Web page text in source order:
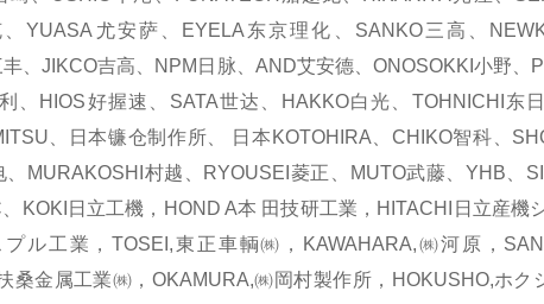
YUASA尤安萨、EYELA东京理化、SANKO三高、
、JIKCO吉高、NPM日脉、AND艾安德、ONOSOKKI小野、
、HIOS好握速、SATA世达、HAKKO白光、TOHNICHI东
、日本镰仓制作所、 日本KOTOHIRA、CHIKO智科、
MURAKOSHI村越、RYOUSEI菱正、MUTO武藤、YHB、
KOKI日立工機，HOND A本 田技研工業，HITACHI日立産機
ル工業，TOSEI,東正車輌㈱，KAWAHARA,㈱河原，
桑金属工業㈱，OKAMURA,㈱岡村製作所，HOKUSHO,ホク